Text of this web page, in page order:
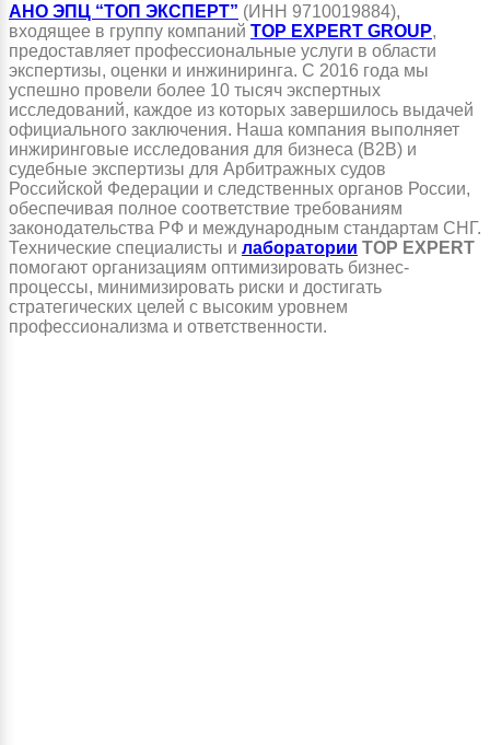
АНО ЭПЦ “ТОП ЭКСПЕРТ” (ИНН 9710019884),
входящее в группу компаний TOP EXPERT GROUP,
предоставляет профессиональные услуги в области
экспертизы, оценки и инжиниринга. С 2016 года мы
успешно провели более 10 тысяч экспертных
исследований, каждое из которых завершилось выдачей
официального заключения. Наша компания выполняет
инжиринговые исследования для бизнеса (B2B) и
судебные экспертизы для Арбитражных судов
Российской Федерации и следственных органов России,
обеспечивая полное соответствие требованиям
законодательства РФ и международным стандартам СНГ.
Технические специалисты и лаборатории TOP EXPERT
помогают организациям оптимизировать бизнес-
процессы, минимизировать риски и достигать
стратегических целей с высоким уровнем
профессионализма и ответственности.